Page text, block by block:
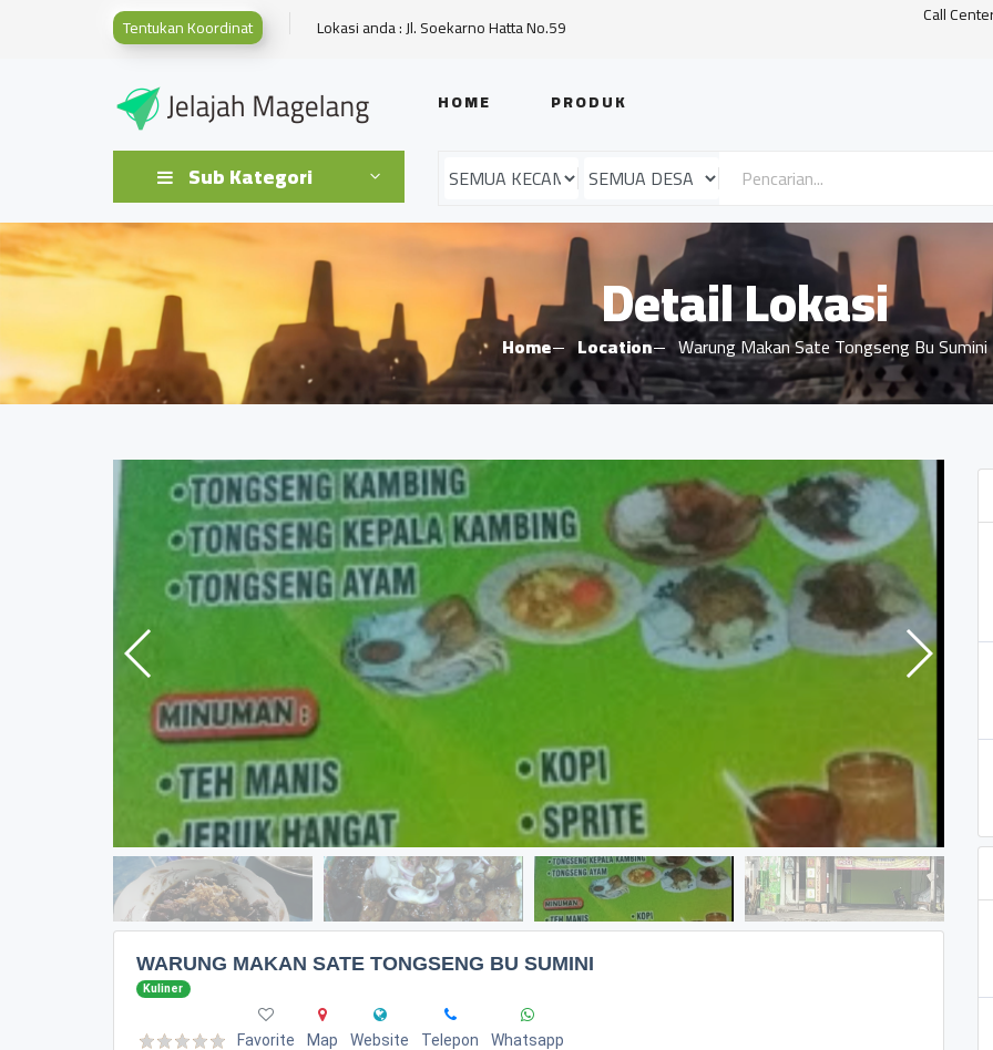
Tentukan Koordinat Lokasi anda : Jl. Soekarno Hatta No.59 Call
HOME PRODUK
Sub Kategori
Detail Lokasi
Home Location Warung Makan Sate Tongseng Bu Sumini
WARUNG MAKAN SATE TONGSENG BU SUMINI
Kuliner
Favorite Map Website Telepon Whatsapp